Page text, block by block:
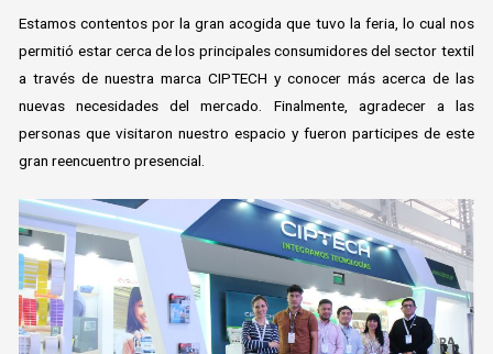
Estamos contentos por la gran acogida que tuvo la feria, lo cual nos
permitió estar cerca de los principales consumidores del sector textil
a través de nuestra marca CIPTECH y conocer más acerca de las
nuevas necesidades del mercado. Finalmente, agradecer a las
personas que visitaron nuestro espacio y fueron participes de este
gran reencuentro presencial.